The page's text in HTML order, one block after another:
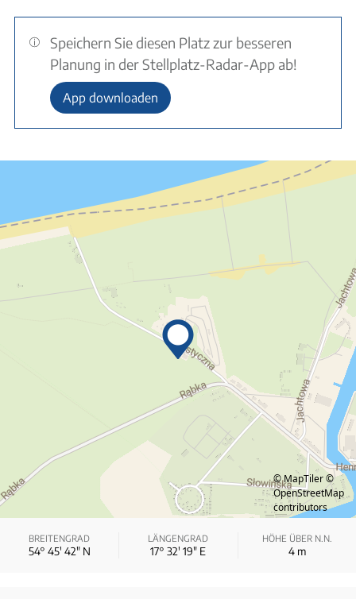
Speichern Sie diesen Platz zur besseren
Planung in der Stellplatz-Radar-App ab!
App downloaden
© MapTiler ©
OpenStreetMap
contributors
BREITENGRAD
54° 45′ 42″ N
LÄNGENGRAD
17° 32′ 19″ E
HÖHE ÜBER N.N.
4m